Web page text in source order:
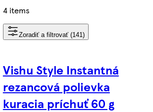
4 items
Zoradiť a filtrovať (141)
Vishu Style Instantná
rezancová polievka
kuracia príchuť 60 g